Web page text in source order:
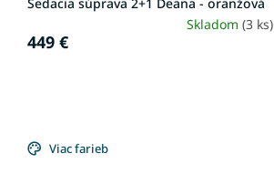
o
v
Skladom(3 ks)
449 €
Viac farieb